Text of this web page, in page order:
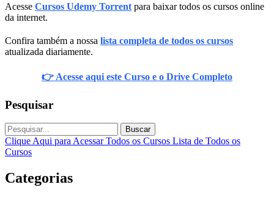
Acesse Cursos Udemy Torrent para baixar todos os cursos online
da internet.
Confira também a nossa lista completa de todos os cursos
atualizada diariamente.
👉 Acesse aqui este Curso e o Drive Completo
Pesquisar
Buscar
Clique Aqui para Acessar Todos os Cursos Lista de Todos os
Cursos
Categorias